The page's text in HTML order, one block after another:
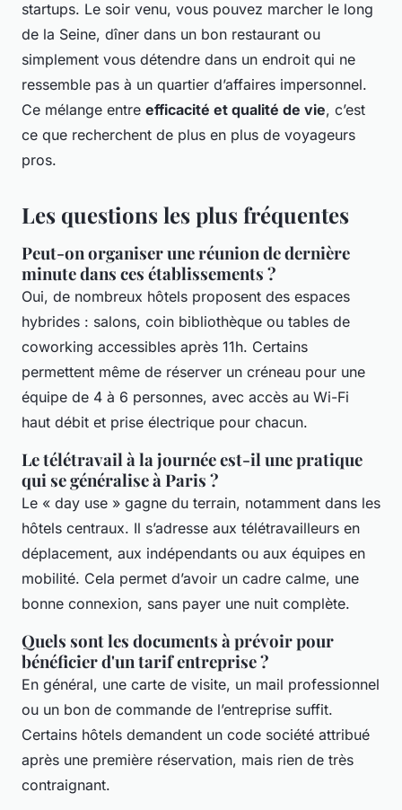
startups. Le soir venu, vous pouvez marcher le long
de la Seine, dîner dans un bon restaurant ou
simplement vous détendre dans un endroit qui ne
ressemble pas à un quartier d’affaires impersonnel.
Ce mélange entre efficacité et qualité de vie, c’est
ce que recherchent de plus en plus de voyageurs
pros.
Les questions les plus fréquentes
Peut-on organiser une réunion de dernière
minute dans ces établissements ?
Oui, de nombreux hôtels proposent des espaces
hybrides : salons, coin bibliothèque ou tables de
coworking accessibles après 11h. Certains
permettent même de réserver un créneau pour une
équipe de 4 à 6 personnes, avec accès au Wi-Fi
haut débit et prise électrique pour chacun.
Le télétravail à la journée est-il une pratique
qui se généralise à Paris ?
Le « day use » gagne du terrain, notamment dans les
hôtels centraux. Il s’adresse aux télétravailleurs en
déplacement, aux indépendants ou aux équipes en
mobilité. Cela permet d’avoir un cadre calme, une
bonne connexion, sans payer une nuit complète.
Quels sont les documents à prévoir pour
bénéficier d'un tarif entreprise ?
En général, une carte de visite, un mail professionnel
ou un bon de commande de l’entreprise suffit.
Certains hôtels demandent un code société attribué
après une première réservation, mais rien de très
contraignant.